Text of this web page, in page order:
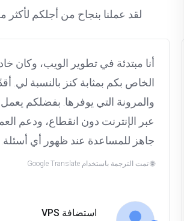
Windows:
لقد عملنا بنجاح من أجلكم لأكثر من 15
الخاص بكم بمثابة كنز بالنسبة لي.
والمرونة التي يوفرها. بفضلكم
عبر الإنترنت دون انقطاع، ودعم
جاهز للمساعدة عند ظهور أي أسئلة.
🌐 تمت الترجمة باستخدام Google Translate
استضافة VPS